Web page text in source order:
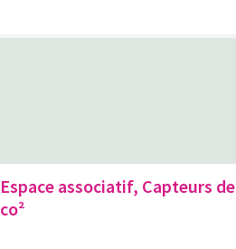
Espace associatif, Capteurs de
co²